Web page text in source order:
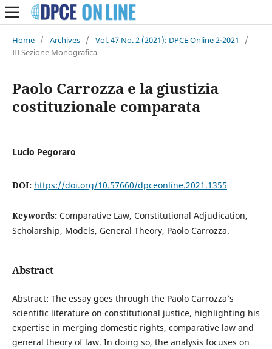
Home / Archives / Vol. 47 No. 2 (2021): DPCE Online 2-2021
/
III Sezione Monografica
Paolo Carrozza e la giustizia
costituzionale comparata
Lucio Pegoraro
DOI: https://doi.org/10.57660/dpceonline.2021.1355
Keywords: Comparative Law, Constitutional Adjudication,
Scholarship, Models, General Theory, Paolo Carrozza.
Abstract
Abstract: The essay goes through the Paolo Carrozza’s
scientific literature on constitutional justice, highlighting his
expertise in merging domestic rights, comparative law and
general theory of law. In doing so, the analysis focuses on